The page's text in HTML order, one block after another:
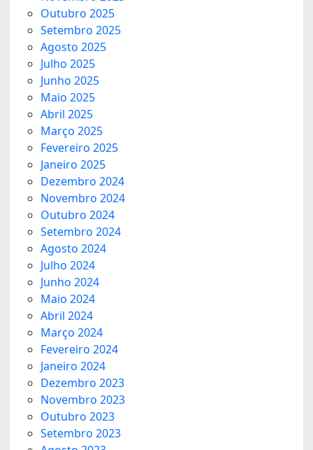
Outubro 2025
Setembro 2025
Agosto 2025
Julho 2025
Junho 2025
Maio 2025
Abril 2025
Março 2025
Fevereiro 2025
Janeiro 2025
Dezembro 2024
Novembro 2024
Outubro 2024
Setembro 2024
Agosto 2024
Julho 2024
Junho 2024
Maio 2024
Abril 2024
Março 2024
Fevereiro 2024
Janeiro 2024
Dezembro 2023
Novembro 2023
Outubro 2023
Setembro 2023